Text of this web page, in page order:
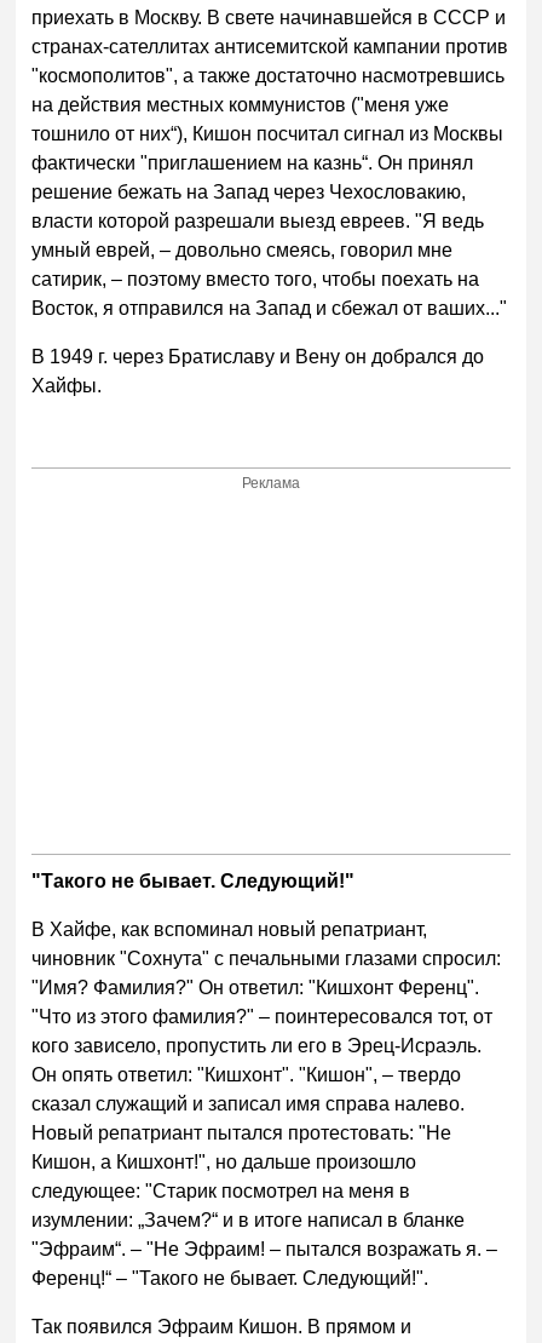
приехать в Москву. В свете начинавшейся в СССР и
странах-сателлитах антисемитской кампании против
"космополитов", а также достаточно насмотревшись
на действия местных коммунистов ("меня уже
тошнило от них“), Кишон посчитал сигнал из Москвы
фактически "приглашением на казнь“. Он принял
решение бежать на Запад через Чехословакию,
власти которой разрешали выезд евреев. "Я ведь
умный еврей, – довольно смеясь, говорил мне
сатирик, – поэтому вместо того, чтобы поехать на
Восток, я отправился на Запад и сбежал от ваших..."
В 1949 г. через Братиславу и Вену он добрался до
Хайфы.
Реклама
"Такого не бывает. Следующий!"
В Хайфе, как вспоминал новый репатриант,
чиновник "Сохнута" с печальными глазами спросил:
"Имя? Фамилия?" Он ответил: "Кишхонт Ференц".
"Что из этого фамилия?" – поинтересовался тот, от
кого зависело, пропустить ли его в Эрец-Исраэль.
Он опять ответил: "Кишхонт". "Кишон", – твердо
сказал служащий и записал имя справа налево.
Новый репатриант пытался протестовать: "Не
Кишон, а Кишхонт!", но дальше произошло
следующее: "Старик посмотрел на меня в
изумлении: „Зачем?“ и в итоге написал в бланке
"Эфраим“. – "Не Эфраим! – пытался возражать я. –
Ференц!“ – "Такого не бывает. Следующий!".
Так появился Эфраим Кишон. В прямом и